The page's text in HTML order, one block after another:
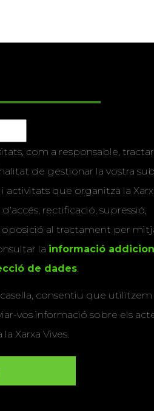
com a responsable,
de gestionar la vostra
activitats que organitza la
rectificació, supressió,
al tractament per
la informació
de dades
consentiu que utilitzem
vos informació sobre els
Xarxa Vives.